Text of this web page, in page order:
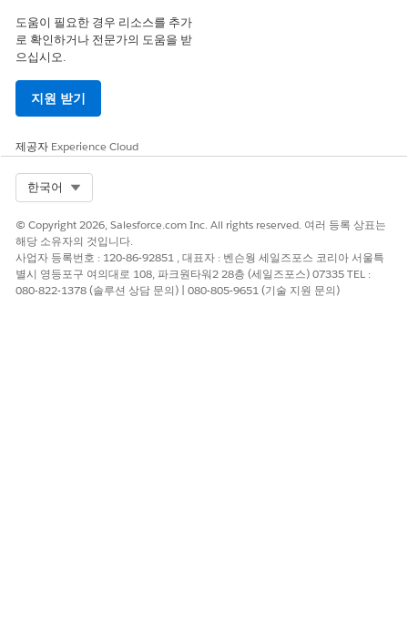
Shield Platform Encryption(추가 기능) 암호화 정책 - 데이터
베이스 암호화
Shield Platform Encryption(추가 기능) 암호화 정책 - 지원되
는 기능에 대한 암호화 활성화
지원되는 기능에서 암호화를 활성화합니다.
Shield Platform Encryption(추가 기능) 암호화 정책 - Data
360 키 관리
Shield Platform Encryption(추가 기능) 암호화 정책 - 암호화
정책 설정에 대한 액세스 제한
암호화 관련 권한을 정기적으로 검토합니다.
도움이 필요한 경우 리소스를 추가
로 확인하거나 전문가의 도움을 받
으십시오.
지원 받기
제공자 Experience Cloud
한국어
© Copyright 2026, Salesforce.com Inc. All rights reserved. 여러 등록 상표는
해당 소유자의 것입니다.
사업자 등록번호 : 120-86-92851 , 대표자 : 벤슨웡 세일즈포스 코리아 서울특
별시 영등포구 여의대로 108, 파크원타워2 28층 (세일즈포스) 07335 TEL :
080-822-1378 (솔루션 상담 문의) | 080-805-9651 (기술 지원 문의)